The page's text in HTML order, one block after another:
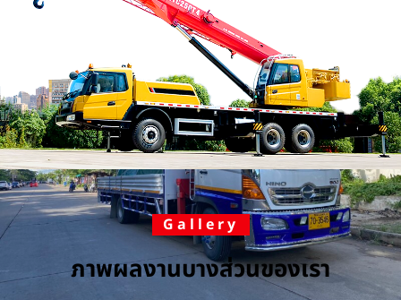
Gallery
ภาพผลงานบางส่วนของเรา